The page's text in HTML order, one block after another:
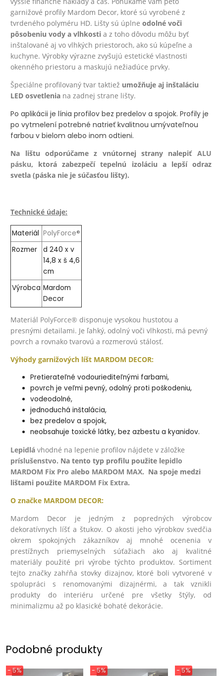
garnižové profily Mardom Decor, ktoré sú vyrobené z
tvrdeného polyméru HD. Lišty sú úplneodolné voči
pôsobeniu vody a vlhkosti a z toho dôvodu môžu byť
inštalované aj vo vlhkých priestoroch, ako sú kúpeľne a
kuchyne. Výrobky výrazne zvyšujú estetické vlastnosti
okenného priestoru a maskujú nežiadúce prvky.
Špeciálne profilovaný tvar taktiež umožňuje aj inštaláciu
LED osvetlenia na zadnej strane lišty.
Po aplikácii je línia profilov bez predelov a spojok. Profily je
po vytmelení potrebné natrieť kvalitnou umývateľnou
farbou v bielom alebo inom odtieni.
Na lištu odporúčame z vnútornej strany nalepiť ALU
pásku, ktorá zabezpečí tepelnú izoláciu a lepší odraz
svetla (páska nie je súčasťou lišty).
Technické údaje:
Materiál PolyForce®
Rozmer
d 240 x v
14,8 x š 4,6
cm
Výrobca Mardom
Decor
Materiál PolyForce® disponuje vysokou hustotou a
presnými detailami. Je ľahký, odolný voči vlhkosti, má pevný
povrch a rovnako tvarovú a rozmerovú stálosť.
Výhody garnižových líšt MARDOM DECOR:
Pretierateľné vodouriediteľnými farbami,
povrch je veľmi pevný, odolný proti poškodeniu,
vodeodolné,
jednoduchá inštalácia,
bez predelov a spojok,
neobsahuje toxické látky, bez azbestu a kyanidov.
Lepidlá vhodné na lepenie profilov nájdete v záložke
príslušenstvo. Na tento typ profilu použite lepidlo
MARDOM Fix Pro alebo MARDOM MAX. Na spoje medzi
lištami použite MARDOM Fix Extra.
O značke MARDOM DECOR:
Mardom Decor je jedným z popredných výrobcov
dekoratívnych líšť a štukov. O akosti jeho výrobkov svedčia
okrem spokojných zákazníkov aj mnohé ocenenia v
prestížnych priemyselných súťažiach ako aj kvalitné
materiály použité pri výrobe týchto produktov. Sortiment
tejto značky zahŕňa stovky dizajnov, ktoré boli vytvorené v
spolupráci s renomovanými dizajnérmi, a tak vznikli
produkty do interiéru určené pre všetky štýly, od
minimalizmu až po klasické bohaté dekorácie.
Podobné produkty
- 5% - 5% - 5%